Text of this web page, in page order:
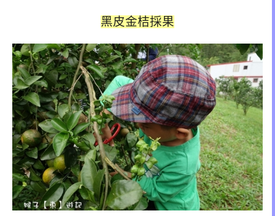
黑皮金桔採果